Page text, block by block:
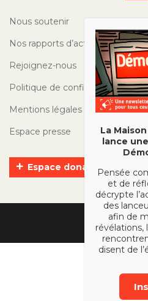
Nous soutenir
Nos rapports d’activité
Rejoignez-nous
Politique de confidentialité
Mentions légales
Espace presse
Espace donateurs
La
lance
Pensée
et de
décrypte
des
afin de
révélations,
disent de